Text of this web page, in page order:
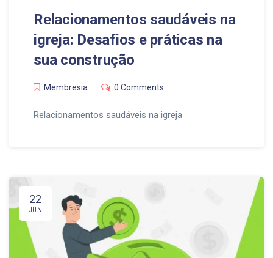
Relacionamentos saudáveis na
igreja: Desafios e práticas na
sua construção
Membresia 0 Comments
Relacionamentos saudáveis na igreja
22
JUN